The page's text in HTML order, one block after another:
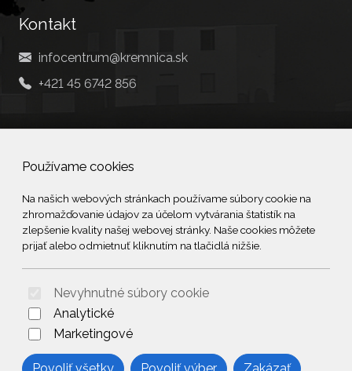
Používame cookies
Na našich webových stránkach používame súbory cookie na
zhromažďovanie údajov za účelom vytvárania štatistík na
zlepšenie kvality našej webovej stránky. Naše cookies môžete
prijať alebo odmietnuť kliknutím na tlačidlá nižšie.
Nevyhnutné súbory cookie
Analytické
Marketingové
Kontakt
infocentrum@kremnica.sk
+421 45 6742 856
Social
Facebook
© 2026 Arrabella s.r.o., mayabella s.r.o., Všetky práva vyhradené.
Hosting: - Web: